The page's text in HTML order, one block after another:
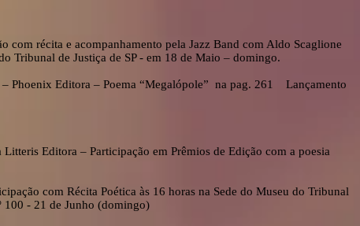
com récita e acompanhamento pela Jazz Band com Aldo Scaglione
Tribunal de Justiça de SP - em 18 de Maio – domingo.
Phoenix Editora – Poema “Megalópole” na pag. 261 Lançamento
Editora – Participação em Prêmios de Edição com a poesia
com Récita Poética às 16 horas na Sede do Museu do Tribunal
100 - 21 de Junho (domingo)